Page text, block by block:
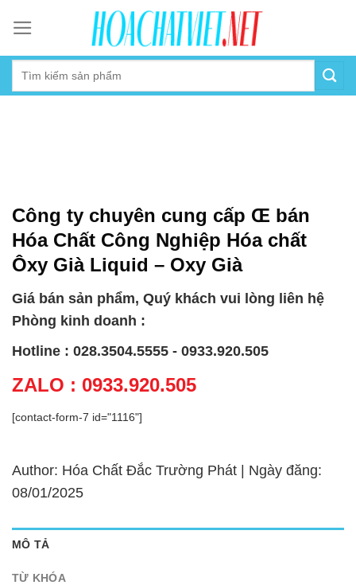
content
Công ty chuyên cung cấp Œ bán
Hóa Chất Công Nghiệp Hóa chất
Ôxy Già Liquid – Oxy Già
Giá bán sản phẩm, Quý khách vui lòng liên hệ
Phòng kinh doanh :
Hotline : 028.3504.5555 - 0933.920.505
ZALO : 0933.920.505
[contact-form-7 id="1116"]
Author: Hóa Chất Đắc Trường Phát | Ngày đăng:
08/01/2025
MÔ TẢ
TỪ KHÓA